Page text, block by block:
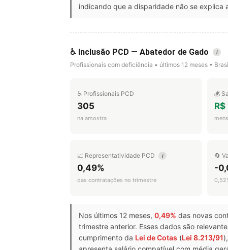
indicando que a disparidade não se explica
♿ Inclusão PCD — Abatedor de Gado i
Profissionais com deficiência • últimos 12 meses •
♿ Profissionais PCD
305
na amostra
💰
R$
📈 Representatividade PCD i
0,49%
das contratações no trimestre
🔄
-
Nos últimos 12 meses, 0,49% das novas
trimestre anterior. Esses dados são
cumprimento da Lei de Cotas (Lei 8.213/91